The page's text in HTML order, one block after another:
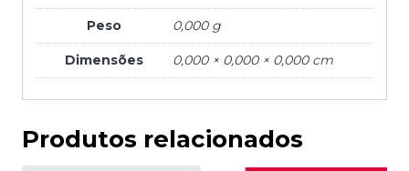
Peso 0,000 g
Dimensões 0,000 × 0,000 × 0,000 cm
Produtos relacionados